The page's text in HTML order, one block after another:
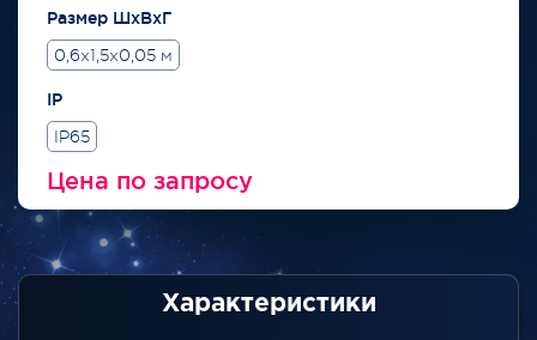
Размер ШхВхГ
0,6x1,5x0,05 м
IP
IP65
Цена по запросу
Характеристики